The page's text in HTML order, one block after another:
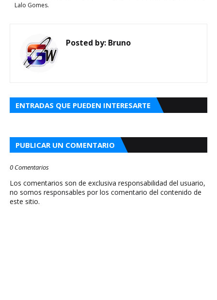
Lalo Gomes.
Posted by: Bruno
ENTRADAS QUE PUEDEN INTERESARTE
PUBLICAR UN COMENTARIO
0 Comentarios
Los comentarios son de exclusiva responsabilidad del usuario,
no somos responsables por los comentario del contenido de
este sitio.